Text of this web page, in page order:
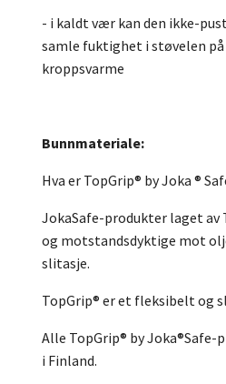
- i kaldt vær kan den ikke-
samle fuktighet i støvelen på
kroppsvarme
Bunnmateriale:
Hva er TopGrip® by Joka ®
JokaSafe-produkter laget av
og motstandsdyktige mot
slitasje.
TopGrip® er et fleksibelt og
Alle TopGrip® by
i Finland.